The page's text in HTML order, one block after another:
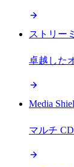
ストリー
卓越した
Media
マルチ